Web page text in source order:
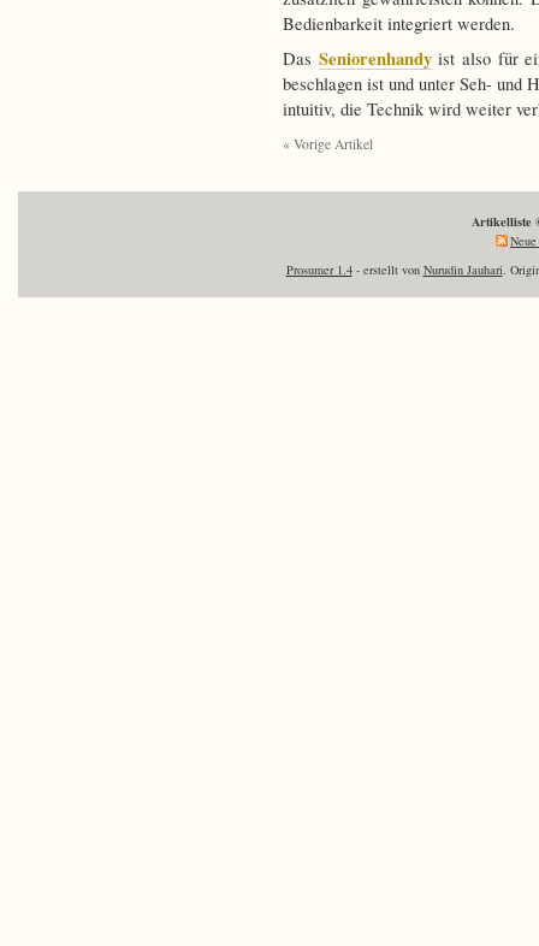
Bedienbarkeit integriert werden.
Das Seniorenhandyist also für
beschlagen ist und unter Seh- und
intuitiv, die Technik wird weiter
« Vorige Artikel
Artikelliste
Prosumer 1.4- erstellt von Nurudin Jauhari .